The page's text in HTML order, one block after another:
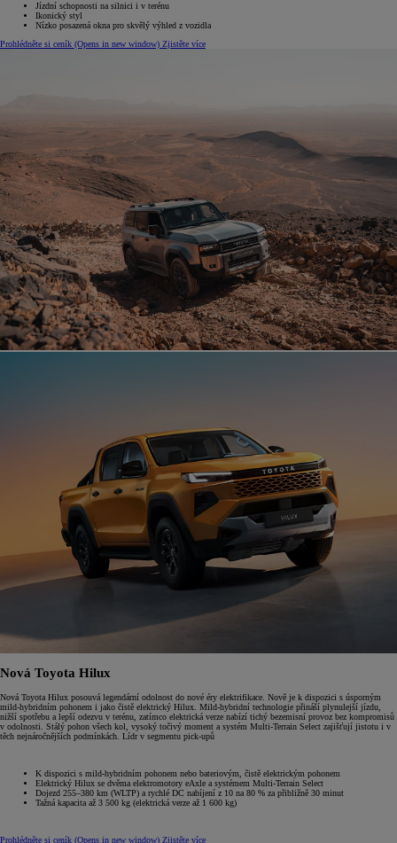
Jízdní schopnosti na silnici i v terénu
Ikonický styl
Nízko posazená okna pro skvělý výhled z vozidla
Prohlédněte si ceník (Opens in new window) Zjistěte více
Nová Toyota Hilux
Nová Toyota Hilux posouvá legendární odolnost do nové éry elektrifikace. Nově je k dispozici s úsporným
mild-hybridním pohonem i jako čistě elektrický Hilux. Mild-hybridní technologie přináší plynulejší jízdu,
nižší spotřebu a lepší odezvu v terénu, zatímco elektrická verze nabízí tichý bezemisní provoz bez kompromisů
v odolnosti. Stálý pohon všech kol, vysoký točivý moment a systém Multi-Terrain Select zajišťují jistotu i v
těch nejnáročnějších podmínkách. Lídr v segmentu pick-upů
K dispozici s mild-hybridním pohonem nebo bateriovým, čistě elektrickým pohonem
Elektrický Hilux se dvěma elektromotory eAxle a systémem Multi-Terrain Select
Dojezd 255–380 km (WLTP) a rychlé DC nabíjení z 10 na 80 % za přibližně 30 minut
Tažná kapacita až 3 500 kg (elektrická verze až 1 600 kg)
Prohlédněte si ceník (Opens in new window) Zjistěte více